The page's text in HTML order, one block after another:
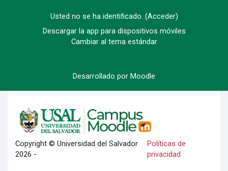
Usted no se ha identificado. (Acceder)
Descargar la app para dispositivos móviles
Cambiar al tema estándar
Desarrollado por Moodle
Copyright © Universidad del Salvador
2026 -
Políticas de
privacidad